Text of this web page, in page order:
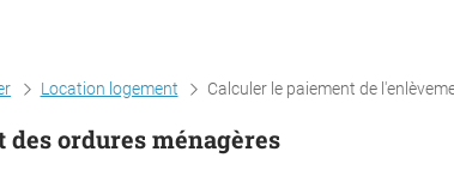
Location logement Calculer le paiement de l'enlèvement des
ordures ménagères